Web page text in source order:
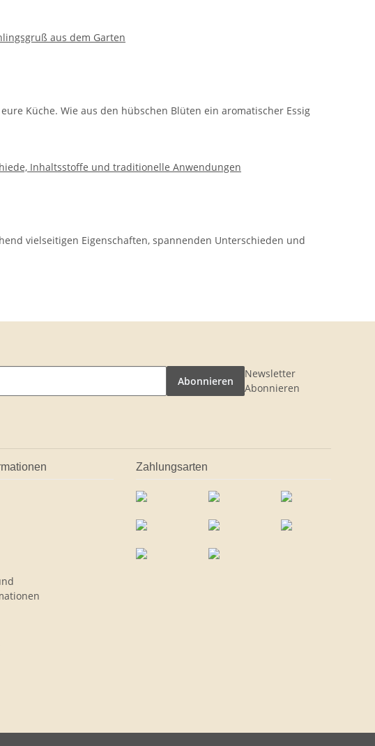
Küche. Wie aus den hübschen Blüten ein aromatischer Essig
vielseitigen Eigenschaften, spannenden Unterschieden und
Abonnieren
Newsletter
Abonnieren
Zahlungsarten